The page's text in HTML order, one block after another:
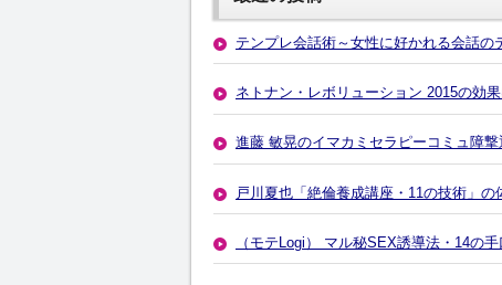
テンプレ会話術～女性に好かれる会話
ネトナン・レボリューション 2015の効
進藤 敏晃のイマカミセラピーコミュ障
戸川夏也「絶倫養成講座・11の技術」
（モテLogi） マル秘SEX誘導法・14の